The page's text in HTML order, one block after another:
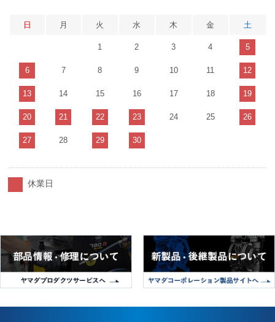
日 月 火 水 木 金 土
1 2 3 4 5
6 7 8 9 10 11 12
13 14 15 16 17 18 19
20 21 22 23 24 25 26
27 28 29 30
休業日